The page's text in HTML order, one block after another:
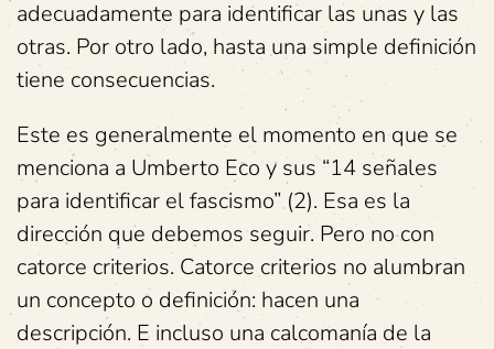
adecuadamente para identificar las unas y las
otras. Por otro lado, hasta una simple definición
tiene consecuencias.
Este es generalmente el momento en que se
menciona a Umberto Eco y sus “14 señales
para identificar el fascismo” (2). Esa es la
dirección que debemos seguir. Pero no con
catorce criterios. Catorce criterios no alumbran
un concepto o definición: hacen una
descripción. E incluso una calcomanía de la